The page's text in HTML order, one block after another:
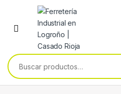
Skip to navigation
Skip to content
Buscar por: